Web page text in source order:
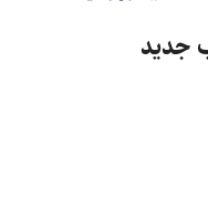
جدید